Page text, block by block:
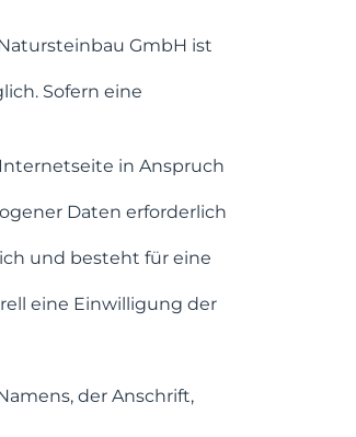
GmbH ist
Sofern eine
in Anspruch
Daten erforderlich
und besteht für eine
eine Einwilligung der
der Anschrift,